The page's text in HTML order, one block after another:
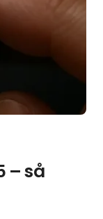
– så